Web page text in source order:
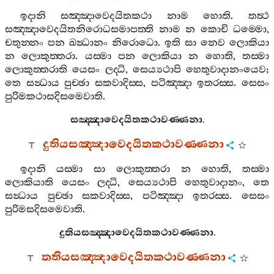
ඉදානි සඤ‍්ඤාවෙදයිතකථා නාම හොති. තත්‍ථ
සඤ‍්ඤාවෙදයිතනිරොධසමාපත‍්ති නාම න කොචි ධම‍්මො,
චතුන‍්නං පන ඛන්‍ධානං නිරොධො. ඉති සා නෙව ලොකියා
න
ලොකුත‍්තරා. යස‍්මා පන ලොකියා න හොති,තස‍්මා
ලොකුත‍්තරාති යෙසං ලද‍්ධි, සෙය්‍යථාපි හෙතුවාදානංයෙව;
තෙ සන්‍ධාය පුච‍්ඡා සකවාදිස‍්ස, පටිඤ‍්ඤා ඉතරස‍්ස.සෙසං
පුරිමකථාසදිසමෙවාති.
සඤ‍්ඤාවෙදයිතකථාවණ‍්ණනා.
දුතියසඤ‍්ඤාවෙදයිතකථාවණ‍්ණනා
ඉදානි යස‍්මා සා ලොකුත‍්තරා න හොති,තස‍්මා
ලොකියාති
යෙසං ලද‍්ධි, සෙය්‍යථාපි හෙතුවාදානං,තෙ
සන්‍ධාය
පුච‍්ඡා සකවාදිස‍්ස, පටිඤ‍්ඤා ඉතරස‍්ස.සෙසං
පුරිමසදිසමෙවාති.
දුතියසඤ‍්ඤාවෙදයිතකථාවණ‍්ණනා.
තතියසඤ‍්ඤාවෙදයිතකථාවණ‍්ණනා